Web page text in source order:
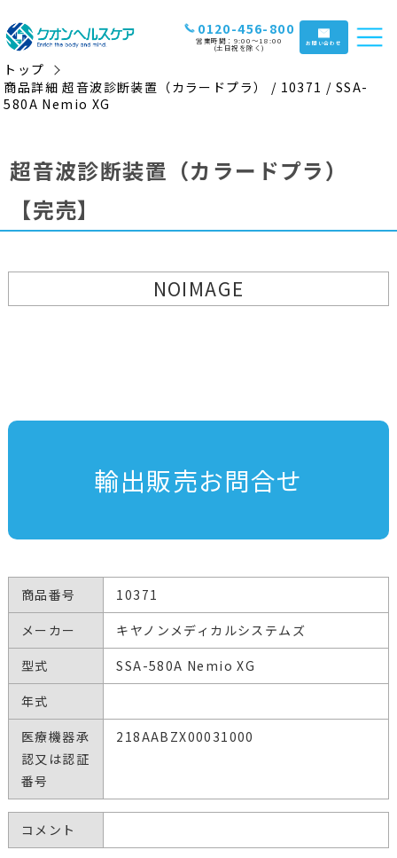
0120-456-800
営業時間：9:00〜18:00
(土日祝を除く) お問い合わせ
トップ
商品詳細 超音波診断装置（カラードプラ） / 10371 / SSA-
580A Nemio XG
超音波診断装置（カラードプラ）
【完売】
NOIMAGE
輸出販売お問合せ
商品番号
10371
メーカー
キヤノンメディカルシステムズ
型式
SSA-580A Nemio XG
年式
医療機器承
認又は認証
番号
218AABZX00031000
コメント